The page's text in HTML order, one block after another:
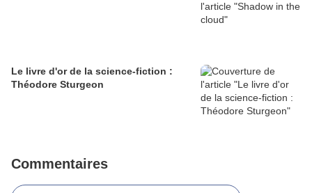
Le livre d'or de la science-fiction :
Théodore Sturgeon
Commentaires